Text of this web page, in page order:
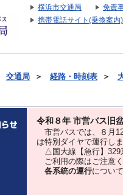
横浜市交通局 免責
携帯電話サイト(乗換案内)
交通局 ＞ 経路・時刻表 ＞
令和８年 市営バス旧
市営バスでは、８⽉
は特別ダイヤで運⾏しま
△国大線【急行】329
ご利用の際はご注意く
各系統の運行につい